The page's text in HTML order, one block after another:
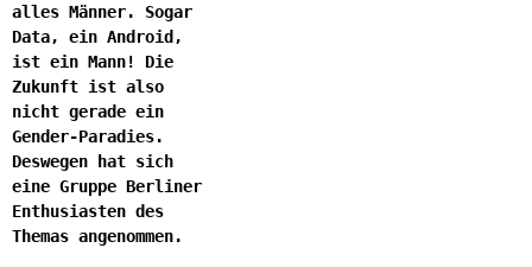
alles Männer. Sogar
Data, ein Android,
ist ein Mann! Die
Zukunft ist also
nicht gerade ein
Gender-Paradies.
Deswegen hat sich
eine Gruppe Berliner
Enthusiasten des
Themas angenommen.